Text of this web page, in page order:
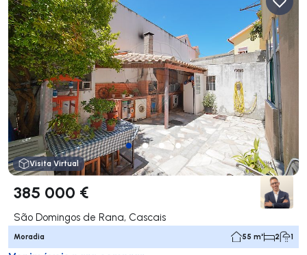
Visita Virtual
385 000 €
São Domingos de Rana, Cascais
Moradia 55 m² 2 1